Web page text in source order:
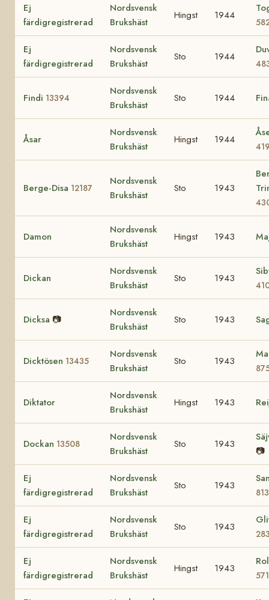
Ej
färdigregistrerad
Nordsvensk
Brukshäst
Hingst 1944
Ej
färdigregistrerad
Nordsvensk
Brukshäst
Sto 1944
Findi 13394
Nordsvensk
Brukshäst
Sto 1944
Åsar
Nordsvensk
Brukshäst
Hingst 1944
Berge-Disa 12187
Nordsvensk
Brukshäst
Sto 1943
Damon
Nordsvensk
Brukshäst
Hingst 1943
Dickan
Nordsvensk
Brukshäst
Sto 1943
Dicksa 📷
Nordsvensk
Brukshäst
Sto 1943
Dicktösen 13435
Nordsvensk
Brukshäst
Sto 1943
Diktator
Nordsvensk
Brukshäst
Hingst 1943
Dockan 13508
Nordsvensk
Brukshäst
Sto 1943
📷
Ej
färdigregistrerad
Nordsvensk
Brukshäst
Sto 1943
Ej
färdigregistrerad
Nordsvensk
Brukshäst
Sto 1943
Ej
färdigregistrerad
Nordsvensk
Brukshäst
Hingst 1943